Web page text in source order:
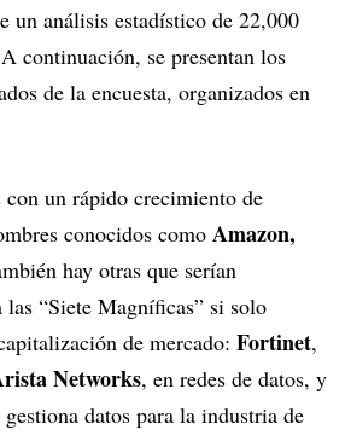
un análisis estadístico de 22,000
continuación, se presentan los
de la encuesta, organizados en
con un rápido crecimiento de
conocidos como Amazon,
hay otras que serían
“Siete Magníficas” si solo
de mercado: Fortinet,
Networks, en redes de datos, y
gestiona datos para la industria de